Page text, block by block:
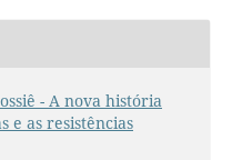
- A nova história
e as resistências